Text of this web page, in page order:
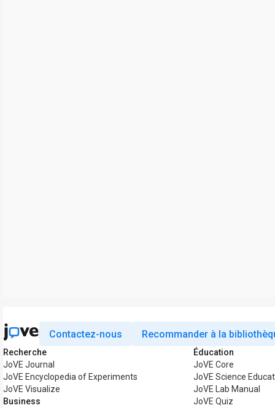
Contactez-nous Recommander à la
Recherche
JoVE Journal
JoVE Encyclopedia of Experiments
JoVE Visualize
Business
Éducation
JoVE Core
JoVE Science
JoVE Lab Manual
JoVE Quiz